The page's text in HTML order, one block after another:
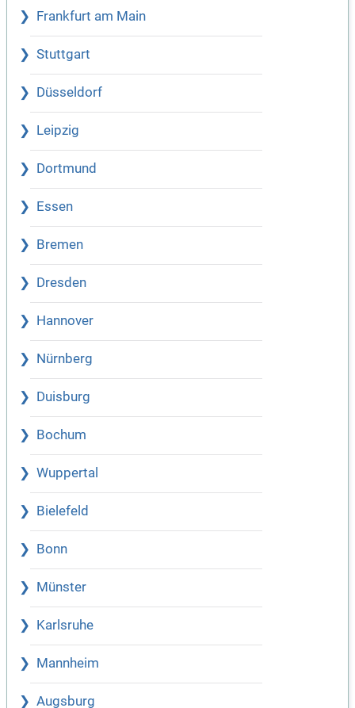
Frankfurt am Main
Stuttgart
Düsseldorf
Leipzig
Dortmund
Essen
Bremen
Dresden
Hannover
Nürnberg
Duisburg
Bochum
Wuppertal
Bielefeld
Bonn
Münster
Karlsruhe
Mannheim
Augsburg